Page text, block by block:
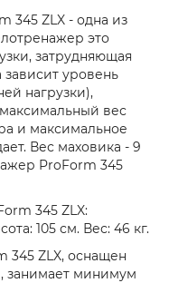
345 ZLX - одна из
это
затрудняющая
уровень
нагрузки),
максимальный вес
и максимальное
Вес маховика - 9
ProForm 345
345 ZLX:
105 см. Вес: 46 кг.
345 ZLX, оснащен
занимает минимум